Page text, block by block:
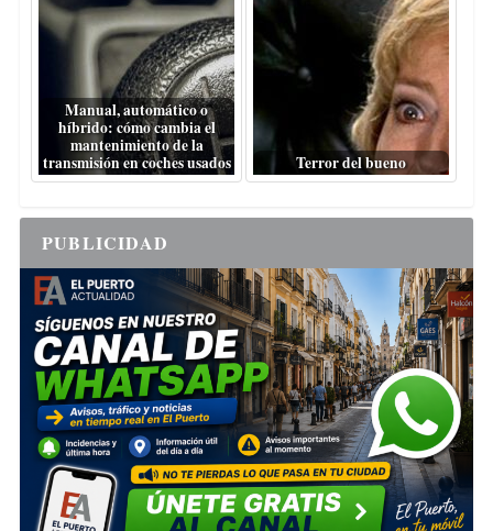
Manual, automático o
híbrido: cómo cambia el
mantenimiento de la
transmisión en coches usados
Terror del bueno
PUBLICIDAD